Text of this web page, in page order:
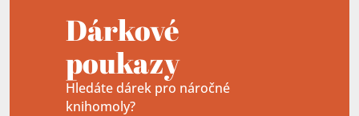
Dárkové
poukazy
Hledáte dárek pro náročné
knihomoly?